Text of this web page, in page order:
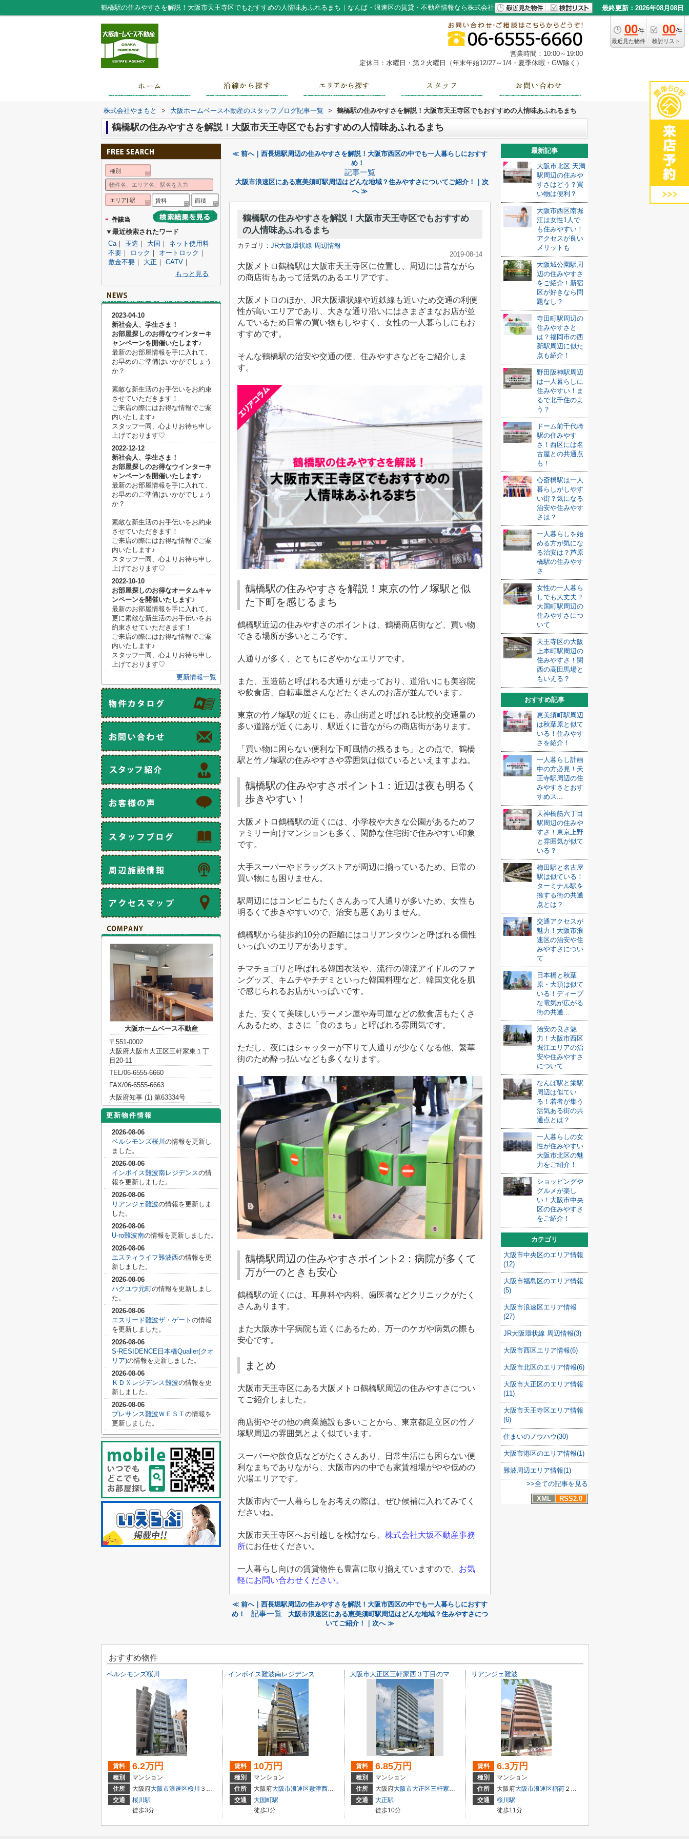
鶴橋駅の住みやすさを解説！大阪市天王寺区でもおすすめの人情味あふれるまち｜なんば・浪速区の賃貸・不動産情報なら株式会社やまもと 最終更新：2026年08月08日
00件
最近見た物件
00件
検討リスト
営業時間：10:00～19:00
定休日：水曜日・第２火曜日（年末年始12/27～1/4・夏季休暇・GW除く）
株式会社やまもと > 大阪ホームベース不動産のスタッフブログ記事一覧 > 鶴橋駅の住みやすさを解説！大阪市天王寺区でもおすすめの人情味あふれるまち
鶴橋駅の住みやすさを解説！大阪市天王寺区でもおすすめの人情味あふれるまち
≪ 前へ｜西長堀駅周辺の住みやすさを解説！大阪市西区の中でも一人暮らしにおすす
め！
記事一覧
大阪市浪速区にある恵美須町駅周辺はどんな地域？住みやすさについてご紹介！｜次
へ ≫
鶴橋駅の住みやすさを解説！大阪市天王寺区でもおすすめ
の人情味あふれるまち
カテゴリ： JR大阪環状線 周辺情報
2019-08-14
大阪メトロ鶴橋駅は大阪市天王寺区に位置し、周辺には昔ながら
の商店街もあって活気のあるエリアです。
大阪メトロのほか、 JR大阪環状線や近鉄線も近いため交通の利便
性が高いエリアであり、大きな通り沿いにはさまざまなお店が並
んでいるため日常の買い物もしやすく、女性の一人暮らしにもお
すすめです。
そんな鶴橋駅の治安や交通の便、住みやすさなどをご紹介しま
す。
鶴橋駅の住みやすさを解説！東京の竹ノ塚駅と似
た下町を感じるまち
鶴橋駅近辺の住みやすさのポイントは、鶴橋商店街など、買い物
できる場所が多いところです。
人通りが多く、とてもにぎやかなエリアです。
また、玉造筋と呼ばれる大通りが走っており、道沿いにも美容院
や飲食店、自転車屋さんなどたくさんのお店が並んでいます。
東京の竹ノ塚駅の近くにも、赤山街道と呼ばれる比較的交通量の
多い道路が近くにあり、駅近くに昔ながらの商店街があります。
「買い物に困らない便利な下町風情の残るまち」との点で、鶴橋
駅と竹ノ塚駅の住みやすさや雰囲気は似ているといえますよね。
鶴橋駅の住みやすさポイント1：近辺は夜も明るく
歩きやすい！
大阪メトロ鶴橋駅の近くには、小学校や大きな公園があるためフ
ァミリー向けマンションも多く、閑静な住宅街で住みやすい印象
です。
大手スーパーやドラッグストアが周辺に揃っているため、日常の
買い物にも困りません。
駅周辺にはコンビニもたくさんあって人通りが多いため、女性も
明るくて歩きやすいので、治安も悪くありません。
鶴橋駅から徒歩約10分の距離にはコリアンタウンと呼ばれる個性
いっぱいのエリアがあります。
チマチョゴリと呼ばれる韓国衣装や、流行の韓流アイドルのファ
ングッズ、キムチやチヂミといった韓国料理など、韓国文化を肌
で感じられるお店がいっぱいです。
また、安くて美味しいラーメン屋や寿司屋などの飲食店もたくさ
んあるため、まさに「食のまち」と呼ばれる雰囲気です。
ただし、夜にはシャッターが下りて人通りが少なくなる他、繁華
街のため酔っ払いなども多くなります。
鶴橋駅周辺の住みやすさポイント2：病院が多くて
万が一のときも安心
鶴橋駅の近くには、耳鼻科や内科、歯医者などクリニックがたく
さんあります。
また大阪赤十字病院も近くにあるため、万一のケガや病気の際も
安心です。
まとめ
大阪市天王寺区にある大阪メトロ鶴橋駅周辺の住みやすさについ
てご紹介しました。
商店街やその他の商業施設も多いことから、東京都足立区の竹ノ
塚駅周辺の雰囲気とよく似ています。
スーパーや飲食店などがたくさんあり、日常生活にも困らない便
利なまちでありながら、大阪市内の中でも家賃相場がやや低めの
穴場エリアです。
大阪市内で一人暮らしをお考えの際は、ぜひ候補に入れてみてく
ださいね。
大阪市天王寺区へお引越しを検討なら、 株式会社大坂不動産事務
所にお任せください。
一人暮らし向けの賃貸物件も豊富に取り揃えていますので、 お気
軽にお問い合わせください。
≪ 前へ｜西長堀駅周辺の住みやすさを解説！大阪市西区の中でも一人暮らしにおすす
め！
記事一覧
大阪市浪速区にある恵美須町駅周辺はどんな地域？住みやすさにつ
いてご紹介！｜次へ ≫
最新記事
大阪市北区 天満
駅周辺の住みや
すさはどう？買
い物は便利？
大阪市西区南堀
江は女性1人で
も住みやすい！
アクセスが良い
メリットも
大阪城公園駅周
辺の住みやすさ
をご紹介！新宿
区が好きなら問
題なし？
寺田町駅周辺の
住みやすさと
は？福岡市の西
新駅周辺に似た
点も紹介！
野田阪神駅周辺
は一人暮らしに
住みやすい！ま
るで北千住のよ
う？
ドーム前千代崎
駅の住みやす
さ！西区には名
古屋との共通点
も！
心斎橋駅は一人
暮らしがしやす
い街？気になる
治安や住みやす
さは？
一人暮らしを始
める方が気にな
る治安は？芦原
橋駅の住みやす
さ
女性の一人暮ら
しでも大丈夫？
大国町駅周辺の
住みやすさにつ
いて
天王寺区の大阪
上本町駅周辺の
住みやすさ！関
西の高田馬場と
もいえる？
おすすめ記事
恵美須町駅周辺
は秋葉原と似て
いる！住みやす
さを紹介！
一人暮らし計画
中の方必見！天
王寺駅周辺の住
みやすさとおす
すめス...
天神橋筋六丁目
駅周辺の住みや
すさ！東京上野
と雰囲気が似て
いる？
梅田駅と名古屋
駅は似ている！
ターミナル駅を
擁する街の共通
点とは？
交通アクセスが
魅力！大阪市浪
速区の治安や住
みやすさについ
て
日本橋と秋葉
原・大須は似て
いる！ディープ
な電気が広がる
街の共通...
治安の良さ魅
力！大阪市西区
堀江エリアの治
安や住みやすさ
について
なんば駅と栄駅
周辺は似てい
る！若者が集う
活気ある街の共
通点とは？
一人暮らしの女
性が住みやすい
大阪市北区の魅
力をご紹介！
ショッピングや
グルメが楽し
い！大阪市中央
区の住みやすさ
をご紹介！
カテゴリ
大阪市中央区のエリア情報
(12)
大阪市福島区のエリア情報
(5)
大阪市浪速区エリア情報
(27)
JR大阪環状線 周辺情報(3)
大阪市西区エリア情報(6)
大阪市北区のエリア情報(6)
大阪市大正区のエリア情報
(11)
大阪市天王寺区エリア情報
(6)
住まいのノウハウ(30)
大阪市港区のエリア情報(1)
難波周辺エリア情報(1)
>>全ての記事を見る
XML
RSS2.0
種別
エリア| 駅 賃料 面積
- 件該当
▼最近検索されたワード
Ca｜ 玉造 ｜ 大国 ｜ ネット使用料
不要 ｜ ロック ｜ オートロック ｜
敷金不要 ｜ 大正 ｜ CATV ｜
もっと見る
2023-04-10
新社会人、学生さま！
お部屋探しのお得なウインターキ
ャンペーンを開催いたします♪
最新のお部屋情報を手に入れて、
お早めのご準備はいかがでしょう
か？
素敵な新生活のお手伝いをお約束
させていただきます！
ご来店の際にはお得な情報でご案
内いたします♪
スタッフ一同、心よりお待ち申し
上げております♡
2022-12-12
新社会人、学生さま！
お部屋探しのお得なウインターキ
ャンペーンを開催いたします♪
最新のお部屋情報を手に入れて、
お早めのご準備はいかがでしょう
か？
素敵な新生活のお手伝いをお約束
させていただきます！
ご来店の際にはお得な情報でご案
内いたします♪
スタッフ一同、心よりお待ち申し
上げております♡
2022-10-10
お部屋探しのお得なオータムキャ
ンペーンを開催いたします♪
最新のお部屋情報を手に入れて、
更に素敵な新生活のお手伝いをお
約束させていただきます！
ご来店の際にはお得な情報でご案
内いたします♪
スタッフ一同、心よりお待ち申し
上げております♡
更新情報一覧
大阪ホームベース不動産
〒551-0002
大阪府大阪市大正区三軒家東１丁
目20-11
TEL/06-6555-6660
FAX/06-6555-6663
大阪府知事 (1) 第63334号
更新物件情報
2026-08-06
ベルシモンズ桜川 の情報を更新し
ました。
2026-08-06
インボイス難波南レジデンスの情
報を更新しました。
2026-08-06
リアンジェ難波の情報を更新しま
した。
2026-08-06
U-ro難波南の情報を更新しました。
2026-08-06
エスティライフ難波西の情報を更
新しました。
2026-08-06
ハクユウ元町の情報を更新しまし
た。
2026-08-06
エスリード難波ザ・ゲート の情報
を更新しました。
2026-08-06
S-RESIDENCE日本橋Qualier(クオ
リア)の情報を更新しました。
2026-08-06
ＫＤＸレジデンス難波の情報を更
新しました。
2026-08-06
プレサンス難波ＷＥＳＴ の情報を
更新しました。
おすすめ物件
ベルシモンズ桜川
賃料 6.2万円
種別
マンション
住所
大阪府大阪市浪速区桜川 ３丁目
交通
桜川駅
徒歩3分
インボイス難波南レジデンス
賃料 10万円
種別
マンション
住所
大阪府大阪市浪速区敷津西２丁目6-15
交通
大国町駅
徒歩3分
賃料 6.85万円
種別
マンション
住所
大阪府大阪市大正区三軒家西
３丁目
交通
大正駅
徒歩10分
リアンジェ難波
賃料 6.3万円
種別
マンション
住所
大阪府大阪市浪速区稲荷 ２丁目
交通
桜川駅
徒歩11分